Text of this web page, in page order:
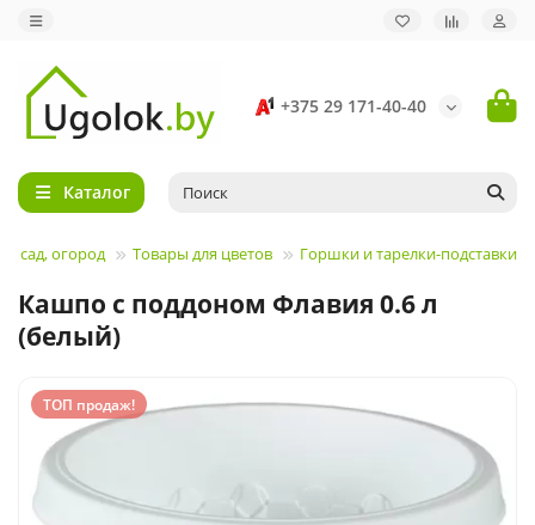
+375 29 171-40-40
Каталог
сад, огород Товары для цветов Горшки и тарелки-подставки
Кашпо с поддоном Флавия 0.6 л
(белый)
ТОП продаж!